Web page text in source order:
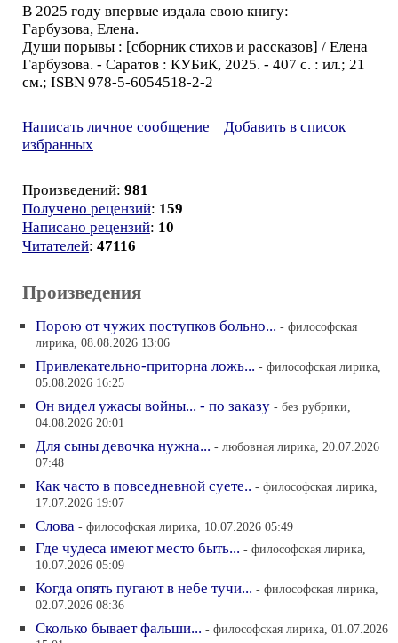
В 2025 году впервые издала свою книгу:
Гарбузова, Елена.
Души порывы : [сборник стихов и рассказов] / Елена
Гарбузова. - Саратов : КУБиК, 2025. - 407 с. : ил.; 21
см.; ISBN 978-5-6054518-2-2
Написать личное сообщение
Добавить в список
избранных
Произведений: 981
Получено рецензий: 159
Написано рецензий: 10
Читателей: 47116
Произведения
Порою от чужих поступков больно... - философская
лирика, 08.08.2026 13:06
Привлекательно-приторна ложь... - философская лирика,
05.08.2026 16:25
Он видел ужасы войны... - по заказу - без рубрики,
04.08.2026 20:01
Для сыны девочка нужна... - любовная лирика, 20.07.2026
07:48
Как часто в повседневной суете.. - философская лирика,
17.07.2026 19:07
Слова - философская лирика, 10.07.2026 05:49
Где чудеса имеют место быть... - философская лирика,
10.07.2026 05:09
Когда опять пугают в небе тучи... - философская лирика,
02.07.2026 08:36
Сколько бывает фальши... - философская лирика, 01.07.2026